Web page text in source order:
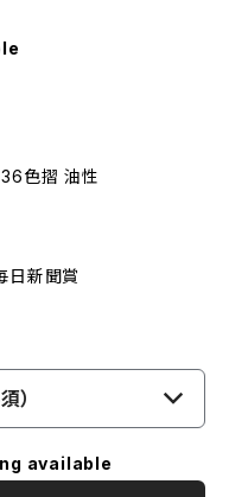
色摺 油性
新聞賞
）
available